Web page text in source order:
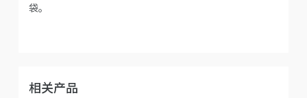
袋。
相关产品